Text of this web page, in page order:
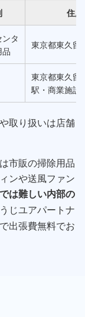
住所
タ
品
東京都東久留
東京都東久留
駅・商業施設
取り扱いは店舗
市販の掃除用品
ンや送風ファン
は難しい内部の
じユアパートナ
出張費無料でお